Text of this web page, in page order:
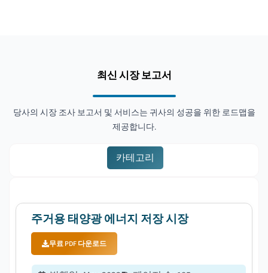
최신 시장 보고서
당사의 시장 조사 보고서 및 서비스는 귀사의 성공을 위한 로드맵을
제공합니다.
카테고리
주거용 태양광 에너지 저장 시장
무료 PDF 다운로드